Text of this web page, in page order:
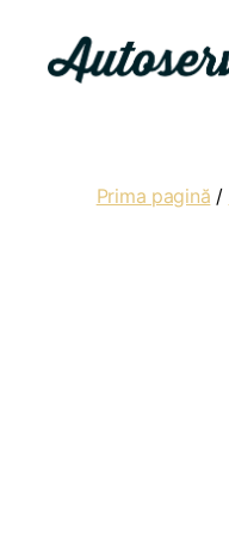
Prima pagină /